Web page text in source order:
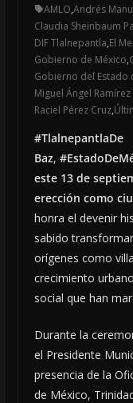
AMLO,Andrés
Claudia Sheinbaum
DIF Tlalnepantla,El
Gobierno de México,
Gobierno del Estado
Miguel Ángel
Raciel Pérez Cruz,
#TlalnepantlaDe
Baz,
este 13 de
erección como
honra el devenir
sabido
orígenes como
crecimiento
social que han
Durante la
el Presidente
presencia de la
de México,